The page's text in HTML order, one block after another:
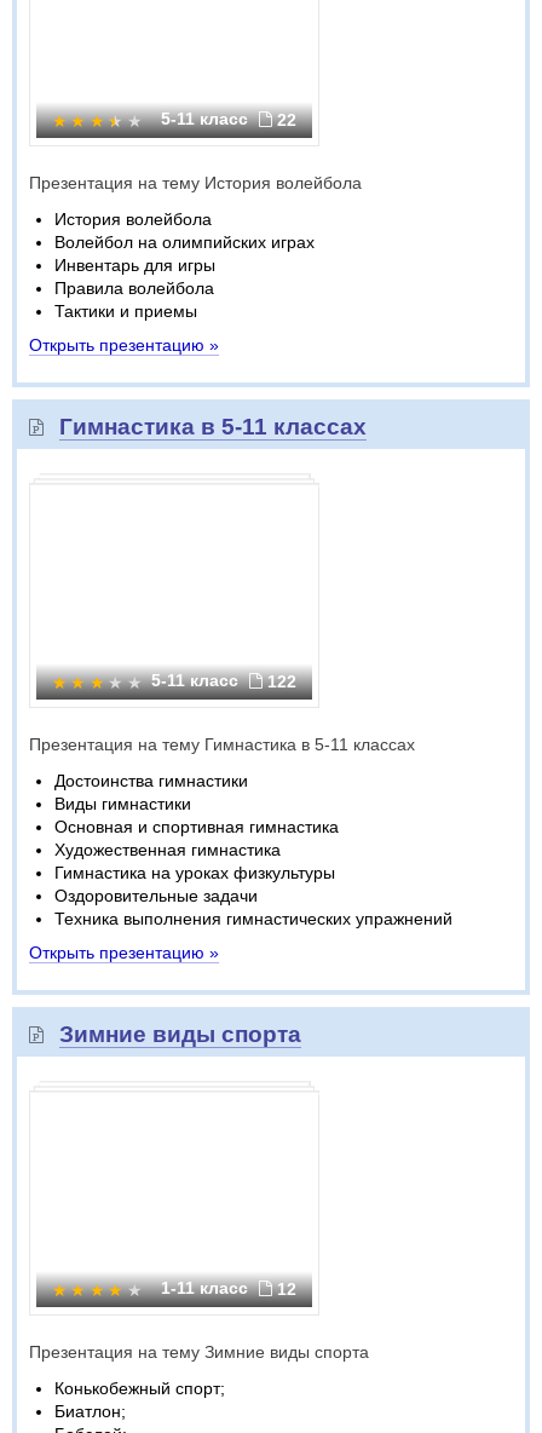
5-11 класс 22
Презентация на тему История волейбола
История волейбола
Волейбол на олимпийских играх
Инвентарь для игры
Правила волейбола
Тактики и приемы
Открыть презентацию »
Гимнастика в 5-11 классах
5-11 класс 122
Презентация на тему Гимнастика в 5-11 классах
Достоинства гимнастики
Виды гимнастики
Основная и спортивная гимнастика
Художественная гимнастика
Гимнастика на уроках физкультуры
Оздоровительные задачи
Техника выполнения гимнастических упражнений
Открыть презентацию »
Зимние виды спорта
1-11 класс 12
Презентация на тему Зимние виды спорта
Конькобежный спорт;
Биатлон;